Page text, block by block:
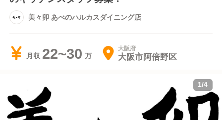
美々卯 あべのハルカスダイニング店
月収 22~30 大阪府
大阪市阿倍野区
1/4